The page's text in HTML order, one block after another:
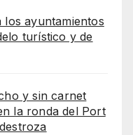
los ayuntamientos
turístico y de
y sin carnet
la ronda del Port